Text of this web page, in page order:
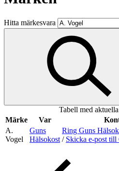
Butiker
Mat och dryck
Evenemang
Erbjudanden
Inspiration
Hitta märkesvara
Tabell med
Märke
Var
A.
Vogel
Guns
Hälsokost
Ring Guns
/ Skicka e-post till